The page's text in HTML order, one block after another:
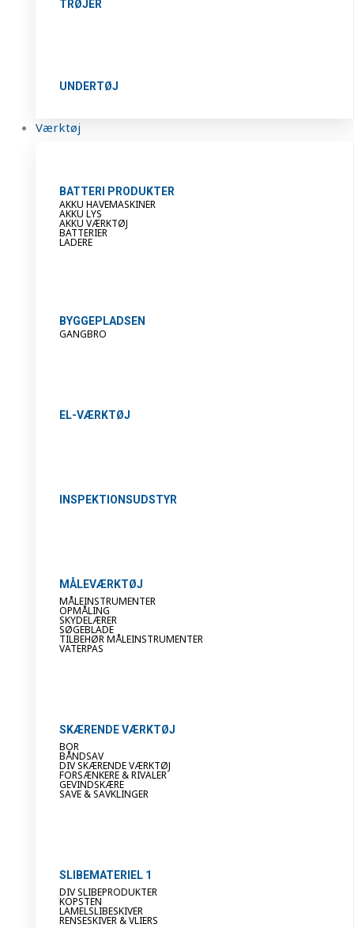
TRØJER
UNDERTØJ
Værktøj
BATTERI PRODUKTER
AKKU HAVEMASKINER
AKKU LYS
AKKU VÆRKTØJ
BATTERIER
LADERE
BYGGEPLADSEN
GANGBRO
EL-VÆRKTØJ
INSPEKTIONSUDSTYR
MÅLEVÆRKTØJ
MÅLEINSTRUMENTER
OPMÅLING
SKYDELÆRER
SØGEBLADE
TILBEHØR MÅLEINSTRUMENTER
VATERPAS
SKÆRENDE VÆRKTØJ
BOR
BÅNDSAV
DIV SKÆRENDE VÆRKTØJ
FORSÆNKERE & RIVALER
GEVINDSKÆRE
SAVE & SAVKLINGER
SLIBEMATERIEL 1
DIV SLIBEPRODUKTER
KOPSTEN
LAMELSLIBESKIVER
RENSESKIVER & VLIERS